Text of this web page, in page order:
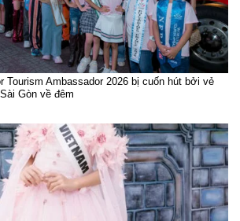
Tourism Ambassador 2026 bị cuốn hút bởi vẻ
Gòn về đêm